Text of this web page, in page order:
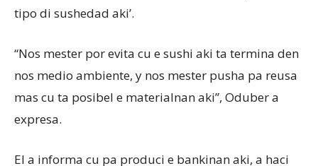
tipo di sushedad aki’.
“Nos mester por evita cu e sushi aki ta termina den
nos medio ambiente, y nos mester pusha pa reusa
mas cu ta posibel e materialnan aki”, Oduber a
expresa.
El a informa cu pa produci e bankinan aki, a haci